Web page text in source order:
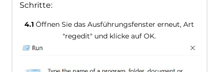
Schritte:
4.1 Öffnen Sie das Ausführungsfenster erneut, Art
"regedit" und klicke auf OK.